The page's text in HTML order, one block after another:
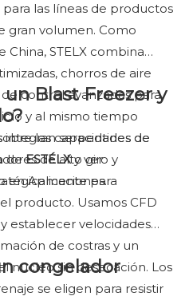
las líneas de productos
gran volumen. Como
STELX combina
chorros de aire
control avanzadas para
y al mismo tiempo
las capacidades de
deESTÉLXy ver
en Aplicaciones.
Blast Freezer y
integran serpentines de
de alto giro y
para
producto. Usamos CFD
establecer velocidades
de costras y un
núcleo sin desecación. Los
se eligen para resistir
congelador